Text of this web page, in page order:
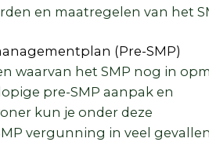
en maatregelen van het
(Pre-SMP)
waarvan het SMP nog in
pre-SMP aanpak en
kun je onder deze
vergunning in veel